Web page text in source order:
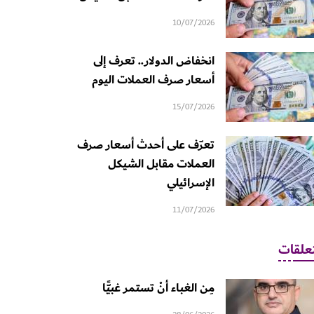
10/07/2026
انخفاض الدولار.. تعرف إلى
أسعار صرف العملات اليوم
15/07/2026
تعرّف على أحدث أسعار صرف
العملات مقابل الشيكل
الإسرائيلي
11/07/2026
مِن الغباء أنْ تستمر غبيًّا